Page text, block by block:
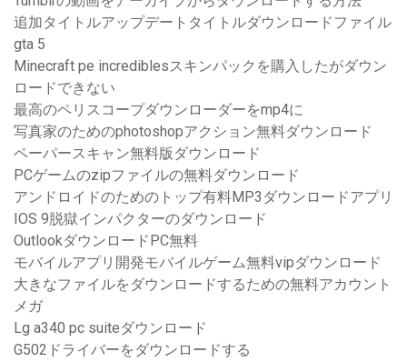
追加タイトルアップデートタイトルダウンロードファイル
gta 5
Minecraft pe incrediblesスキンパックを購入したがダウン
ロードできない
最高のペリスコープダウンローダーをmp4に
写真家のためのphotoshopアクション無料ダウンロード
ペーパースキャン無料版ダウンロード
PCゲームのzipファイルの無料ダウンロード
アンドロイドのためのトップ有料MP3ダウンロードアプリ
IOS 9脱獄インパクターのダウンロード
OutlookダウンロードPC無料
モバイルアプリ開発モバイルゲーム無料vipダウンロード
大きなファイルをダウンロードするための無料アカウント
メガ
Lg a340 pc suiteダウンロード
G502ドライバーをダウンロードする